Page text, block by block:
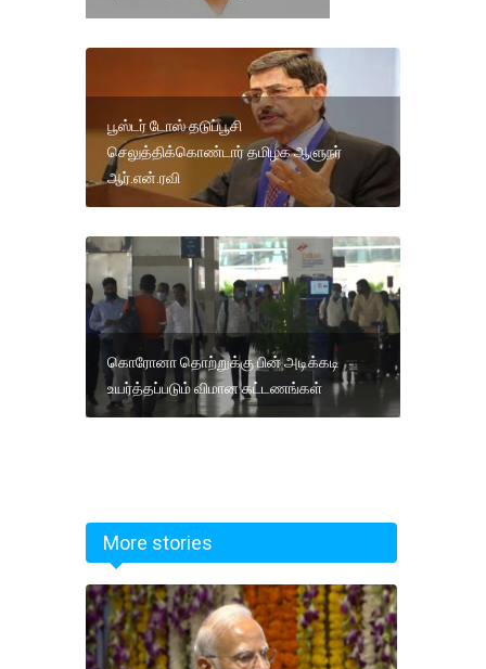
பூஸ்டர் டோஸ் தடுப்பூசி
செலுத்திக்கொண்டார் தமிழக ஆளுநர்
ஆர்.என்.ரவி
கொரோனா தொற்றுக்கு பின் அடிக்கடி
உயர்த்தப்படும் விமான கட்டணங்கள்
More stories